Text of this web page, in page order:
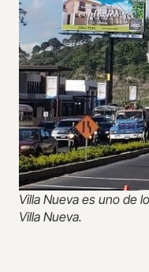
Villa Nueva es uno de
Villa Nueva.